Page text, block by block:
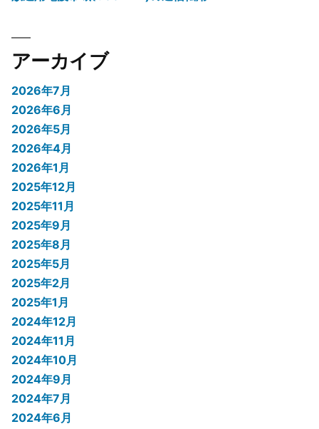
アーカイブ
2026年7月
2026年6月
2026年5月
2026年4月
2026年1月
2025年12月
2025年11月
2025年9月
2025年8月
2025年5月
2025年2月
2025年1月
2024年12月
2024年11月
2024年10月
2024年9月
2024年7月
2024年6月